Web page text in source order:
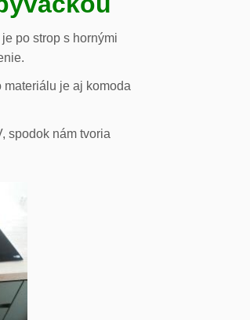
po strop s hornými
je aj komoda
spodok nám tvoria